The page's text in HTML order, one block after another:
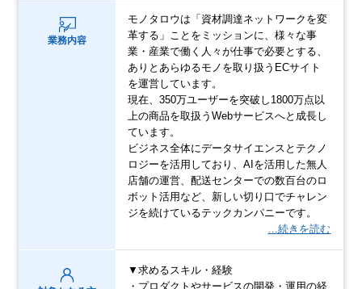
業務内容
モノタロウは「資材調達ネットワークを変
革する」ことをミッションに、様々な事
業・産業で働く人々が仕事で必要とする、
ありとあらゆるモノを取り扱うECサイト
を運営しています。
現在、350万ユーザーを突破し1800万点以
上の商品を取扱うWebサービスへと成長し
ています。
ビジネス全体にデータサイエンスとテクノ
ロジーを活用しており、AIを活用した無人
店舗の運営、配送センターでの数百台のロ
ボット活用など、新しい切り口でチャレン
ジを続けているテックカンパニーです。
…続きを読む
▼求めるスキル・経験
・プロダクトやサービスの開発・運用の経